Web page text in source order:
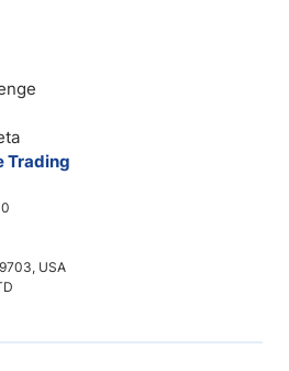
USA
Trading